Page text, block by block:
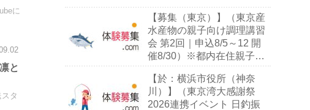
に
と
タ
【募集（東京）】（東京産
水産物の親子向け調理講習
会 第2回｜申込8/5～12 開
催8/30）※都内在住親子
【於：横浜市役所（神奈
川）】（東京湾大感謝祭
2026連携イベント 日釣振